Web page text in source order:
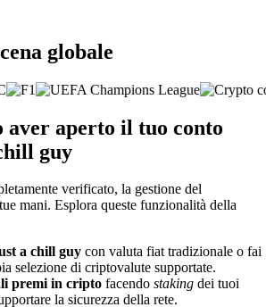
globale
aver aperto il tuo conto
guy
verificato, la gestione del
mani. Esplora queste funzionalità della
a chill guy con valuta fiat tradizionale o fai
selezione di criptovalute supportate.
premi in cripto facendo staking dei tuoi
la sicurezza della rete.